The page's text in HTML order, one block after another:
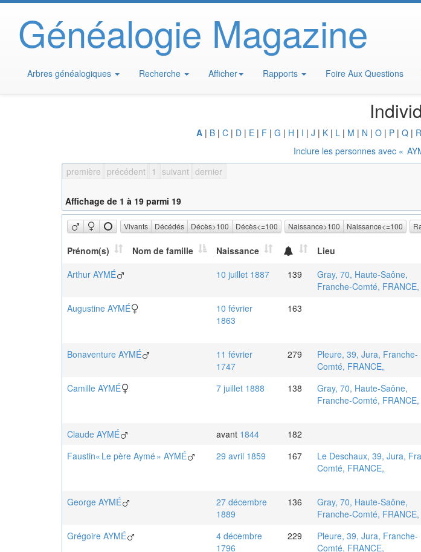
Généalogie Magazine
Arbres généalogiques Recherche Afficher Rapports Foire Aux Questions
A| B| C| D| E| F | G | H | I | J | K| L| M | N | O| P| Q| R
Inclure les personnes avec «
première précédent 1 suivant dernier
Affichage de 1 à 19 parmi 19
Vivants Décédés Décès>100 Décès<=100 Naissance>100 Naissance<=100
Prénom(s) Nom de famille Naissance Lieu
Arthur AYMÉ 10 juillet 1887 139
Gray, 70, Haute-Saône,
Franche-Comté, FRANCE,
Augustine AYMÉ
10 février
1863
163
Bonaventure AYMÉ
11 février
1747
279
Pleure, 39, Jura, Franche-
Comté, FRANCE,
Camille AYMÉ 7 juillet 1888 138
Gray, 70, Haute-Saône,
Franche-Comté, FRANCE,
Claude AYMÉ avant 1844 182
Faustin« Le père Aymé » AYMÉ 29 avril 1859 167
Le Deschaux, 39, Jura,
Comté, FRANCE,
George AYMÉ
27 décembre
1889
136
Gray, 70, Haute-Saône,
Franche-Comté, FRANCE,
Grégoire AYMÉ
4 décembre
1796
229
Pleure, 39, Jura, Franche-
Comté, FRANCE,